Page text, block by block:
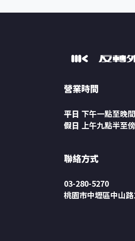
營業時間
平日 下午一點至晚
假日 上午九點半至
聯絡方式
03-280-5270
桃園市中壢區中山